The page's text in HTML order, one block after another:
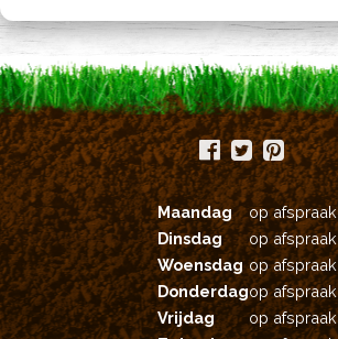
worden
op
productpagina
Maandag
op afspraak
Dinsdag
op afspraak
Woensdag op afspraak
Donderdagop afspraak
Vrijdag
op afspraak